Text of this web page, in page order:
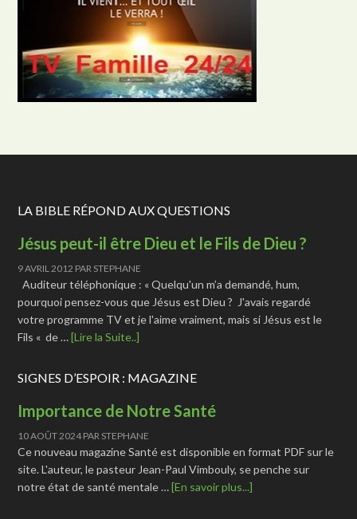
LA BIBLE RÉPOND AUX QUESTIONS
Jésus peut-il être Dieu et le Fils de Dieu ?
9 AVRIL 2012 PAR STEPHANE
Auditeur téléphonique : « Quelqu'un m’a demandé, hum,
pourquoi pensez-vous que Jésus est Dieu ? J'avais regardé
votre programme TV et je l'aime vraiment, mais si Jésus est le
Fils « de …[Lire la Suite..]
SIGNES D’ESPOIR : MAGAZINE
Importance de Notre Santé
10 AOÛT 2024PAR STEPHANE
Ce nouveau magazine Santé est disponible en format PDF sur le
site. L'auteur, le pasteur Jean-Paul Vimbouly, se penche sur
notre état de santé mentale …[En savoir plus...]